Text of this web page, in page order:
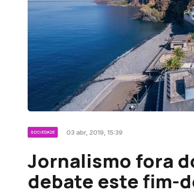
SOCIEDADE 03 abr, 2019, 15:39
Jornalismo fora
debate este fim-